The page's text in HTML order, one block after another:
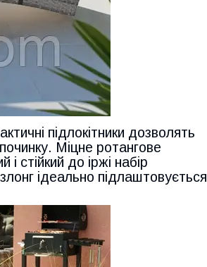
підлокітники дозволять
Міцне ротангове
стійкий до іржі набір
ідеально підлаштовується